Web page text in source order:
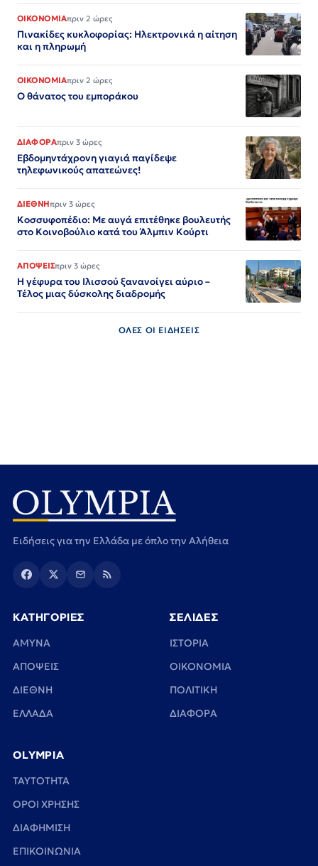
ΟΙΚΟΝΟΜΙΑπριν 2 ώρες
Πινακίδες κυκλοφορίας: Ηλεκτρονικά η αίτηση
και η πληρωμή
ΟΙΚΟΝΟΜΙΑπριν 2 ώρες
Ο θάνατος του εμποράκου
ΔΙΑΦΟΡΑπριν 3 ώρες
Εβδομηντάχρονη γιαγιά παγίδεψε
τηλεφωνικούς απατεώνες!
ΔΙΕΘΝΗπριν 3 ώρες
Κοσσυφοπέδιο: Με αυγά επιτέθηκε βουλευτής
στο Κοινοβούλιο κατά του Άλμπιν Κούρτι
ΑΠΟΨΕΙΣπριν 3 ώρες
Η γέφυρα του Ιλισσού ξανανοίγει αύριο –
Τέλος μιας δύσκολης διαδρομής
ΟΛΕΣ ΟΙ ΕΙΔΗΣΕΙΣ
Ειδήσεις για την Ελλάδα με όπλο την Αλήθεια
ΚΑΤΗΓΟΡΙΕΣ
ΑΜΥΝΑ
ΑΠΟΨΕΙΣ
ΔΙΕΘΝΗ
ΕΛΛΑΔΑ
ΣΕΛΙΔΕΣ
ΙΣΤΟΡΙΑ
ΟΙΚΟΝΟΜΙΑ
ΠΟΛΙΤΙΚΗ
ΔΙΑΦΟΡΑ
OLYMPIA
TAYTOTHTA
ΟΡΟΙ ΧΡΗΣΗΣ
ΔΙΑΦΗΜΙΣΗ
ΕΠΙΚΟΙΝΩΝΙΑ